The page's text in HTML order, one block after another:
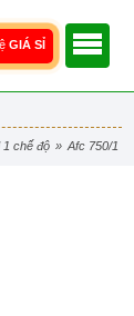
GIÁ SỈ
1 chế độ » afc 750/1